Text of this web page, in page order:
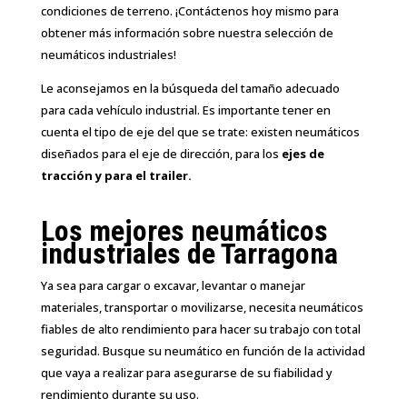
condiciones de terreno. ¡Contáctenos hoy mismo para
obtener más información sobre nuestra selección de
neumáticos industriales!
Le aconsejamos en la búsqueda del tamaño adecuado
para cada vehículo industrial. Es importante tener en
cuenta el tipo de eje del que se trate: existen neumáticos
diseñados para el eje de dirección, para los ejes de
tracción y para el trailer.
Los mejores neumáticos
industriales de Tarragona
Ya sea para cargar o excavar, levantar o manejar
materiales, transportar o movilizarse, necesita neumáticos
fiables de alto rendimiento para hacer su trabajo con total
seguridad. Busque su neumático en función de la actividad
que vaya a realizar para asegurarse de su fiabilidad y
rendimiento durante su uso.